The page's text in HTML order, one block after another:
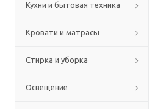
Кухни и бытовая техника
Кровати и матрасы
Стирка и уборка
Освещение